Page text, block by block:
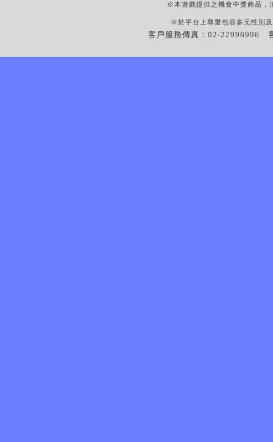
※本遊戲提供之機會中獎商品，
※於平台上尊重包容多元性別
客戶服務傳真：02-22996996